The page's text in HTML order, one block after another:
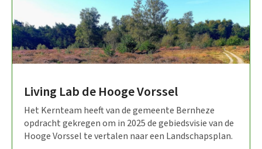
Living Lab de Hooge Vorssel
Het Kernteam heeft van de gemeente Bernheze
opdracht gekregen om in 2025 de gebiedsvisie van de
Hooge Vorssel te vertalen naar een Landschapsplan.